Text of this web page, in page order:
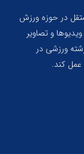
در حوزه ورزش
و تصاویر
ورزشی در
عمل کند.